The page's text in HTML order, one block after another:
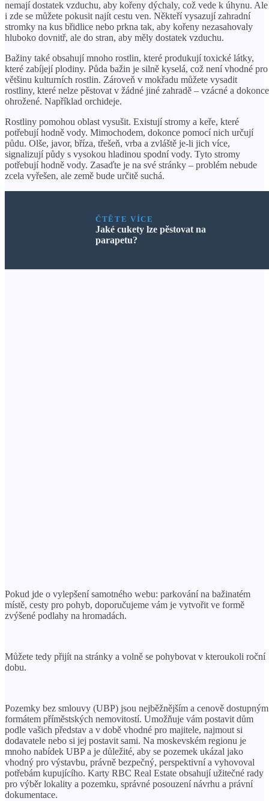
nemají dostatek vzduchu, aby kořeny dýchaly, což vede k úhynu. Ale
i zde se můžete pokusit najít cestu ven. Někteří vysazují zahradní
stromky na kus břidlice nebo prkna tak, aby kořeny nezasahovaly
hluboko dovnitř, ale do stran, aby měly dostatek vzduchu.
Bažiny také obsahují mnoho rostlin, které produkují toxické látky,
které zabíjejí plodiny. Půda bažin je silně kyselá, což není vhodné pro
většinu kulturních rostlin. Zároveň v mokřadu můžete vysadit
rostliny, které nelze pěstovat v žádné jiné zahradě – vzácné a dokonce
ohrožené. Například orchideje.
Rostliny pomohou oblast vysušit. Existují stromy a keře, které
potřebují hodně vody. Mimochodem, dokonce pomocí nich určují
půdu. Olše, javor, bříza, třešeň, vrba a zvláště je-li jich více,
signalizují půdy s vysokou hladinou spodní vody. Tyto stromy
potřebují hodně vody. Zasaďte je na své stránky – problém nebude
zcela vyřešen, ale země bude určitě suchá.
ČTĚTE VÍCE
Jaké cukety lze pěstovat na
parapetu?
Pokud jde o vylepšení samotného webu: parkování na bažinatém
místě, cesty pro pohyb, doporučujeme vám je vytvořit ve formě
zvýšené podlahy na hromadách.
Můžete tedy přijít na stránky a volně se pohybovat v kteroukoli roční
dobu.
Pozemky bez smlouvy (UBP) jsou nejběžnějším a cenově dostupným
formátem příměstských nemovitostí. Umožňuje vám postavit dům
podle vašich představ a v době vhodné pro majitele, najmout si
dodavatele nebo si jej postavit sami. Na moskevském regionu je
mnoho nabídek UBP a je důležité, aby se pozemek ukázal jako
vhodný pro výstavbu, právně bezpečný, perspektivní a vyhovoval
potřebám kupujícího. Karty RBC Real Estate obsahují užitečné rady
pro výběr lokality a pozemku, správné posouzení návrhu a právní
dokumentace.